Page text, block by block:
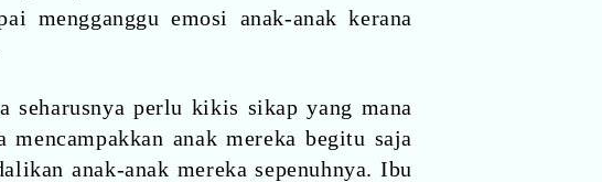
mengganggu emosi anak-anak kerana
perlu kikis sikap yang mana
anak mereka begitu saja
anak-anak mereka sepenuhnya. Ibu